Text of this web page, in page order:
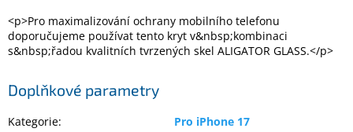
<p>Pro maximalizování ochrany mobilního telefonu
doporučujeme používat tento kryt v&nbsp;kombinaci
s&nbsp;řadou kvalitních tvrzených skel ALIGATOR GLASS.</p>
Doplňkové parametry
Kategorie:
Pro iPhone 17